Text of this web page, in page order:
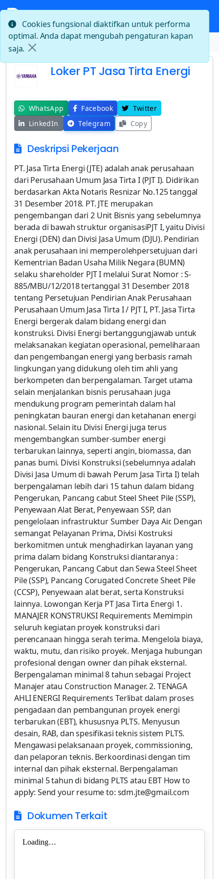
Beranda Loker PT Jasa Tirta Energi
Loker PT Jasa Tirta Energi
WhatsApp Facebook
Twitter
LinkedIn
Telegram Copy
Deskripsi Pekerjaan
PT. Jasa Tirta Energi (JTE) adalah anak perusahaan
dari Perusahaan Umum Jasa Tirta I (PJT I). Didirikan
berdasarkan Akta Notaris Resnizar No.125 tanggal
31 Desember 2018. PT. JTE merupakan
pengembangan dari 2 Unit Bisnis yang sebelumnya
berada di bawah struktur organisasiPJT I, yaitu Divisi
Energi (DEN) dan Divisi Jasa Umum (DJU). Pendirian
anak perusahaan ini memperolehpersetujuan dari
Kementrian Badan Usaha Milik Negara (BUMN)
selaku shareholder PJT I melalui Surat Nomor : S-
885/MBU/12/2018 tertanggal 31 Desember 2018
tentang Persetujuan Pendirian Anak Perusahaan
Perusahaan Umum Jasa Tirta I / PJT I, PT. Jasa Tirta
Energi bergerak dalam bidang energi dan
konstruksi. Divisi Energi bertanggungjawab untuk
melaksanakan kegiatan operasional, pemeliharaan
dan pengembangan energi yang berbasis ramah
lingkungan yang didukung oleh tim ahli yang
berkompeten dan berpengalaman. Target utama
selain menjalankan bisnis perusahaan juga
mendukung program pemerintah dalam hal
peningkatan bauran energi dan ketahanan energi
nasional. Selain itu Divisi Energi juga terus
mengembangkan sumber-sumber energi
terbarukan lainnya, seperti angin, biomassa, dan
panas bumi. Divisi Konstruksi (sebelumnya adalah
Divisi Jasa Umum di bawah Perum Jasa Tirta I) telah
berpengalaman lebih dari 15 tahun dalam bidang
Pengerukan, Pancang cabut Steel Sheet Pile (SSP),
Penyewaan Alat Berat, Penyewaan SSP, dan
pengelolaan infrastruktur Sumber Daya Air. Dengan
semangat Pelayanan Prima, Divisi Kostruksi
berkomitmen untuk menghadirkan layanan yang
prima dalam bidang Konstruksi diantaranya :
Pengerukan, Pancang Cabut dan Sewa Steel Sheet
Pile (SSP), Pancang Corugated Concrete Sheet Pile
(CCSP), Penyewaan alat berat, serta Konstruksi
lainnya. Lowongan Kerja PT Jasa Tirta Energi 1.
MANAJER KONSTRUKSI Requirements Memimpin
seluruh kegiatan proyek konstruksi dari
perencanaan hingga serah terima. Mengelola biaya,
waktu, mutu, dan risiko proyek. Menjaga hubungan
profesional dengan owner dan pihak eksternal.
Berpengalaman minimal 8 tahun sebagai Project
Manajer atau Construction Manager. 2. TENAGA
AHLI ENERGI Requirements Terlibat dalam proses
pengadaan dan pembangunan proyek energi
terbarukan (EBT), khususnya PLTS. Menyusun
desain, RAB, dan spesifikasi teknis sistem PLTS.
Mengawasi pelaksanaan proyek, commissioning,
dan pelaporan teknis. Berkoordinasi dengan tim
internal dan pihak eksternal. Berpengalaman
minimal 5 tahun di bidang PLTS atau EBT How to
apply: Send your resume to: sdm.jte@gmail.com
Dokumen Terkait
Cookies fungsional diaktifkan untuk performa
optimal. Anda dapat mengubah pengaturan kapan
saja.